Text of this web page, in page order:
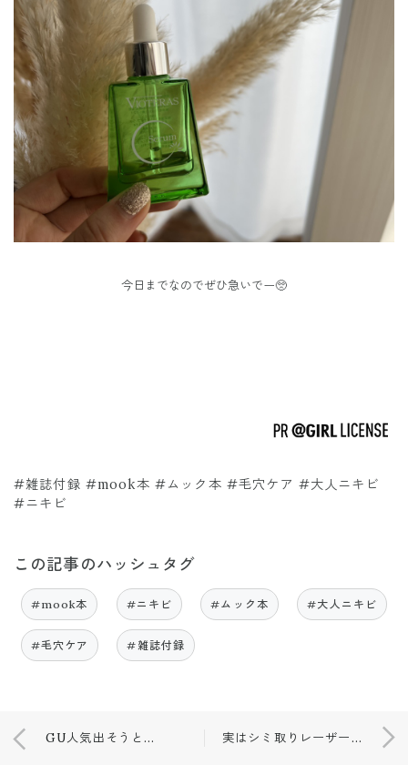
今日までなのでぜひ急いでー🥺
#雑誌付録 #mook本 #ムック本 #毛穴ケア #大人ニキビ
#ニキビ
この記事のハッシュタグ
#mook本 #ニキビ #ムック本 #大人ニキビ
#毛穴ケア #雑誌付録
GU人気出そうと思った新商品❤️ 実はシミ取りレーザーしてました！